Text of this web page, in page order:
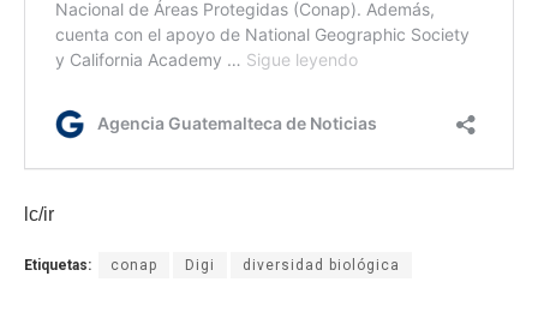
lc/ir
Etiquetas: conap Digi diversidad biológica